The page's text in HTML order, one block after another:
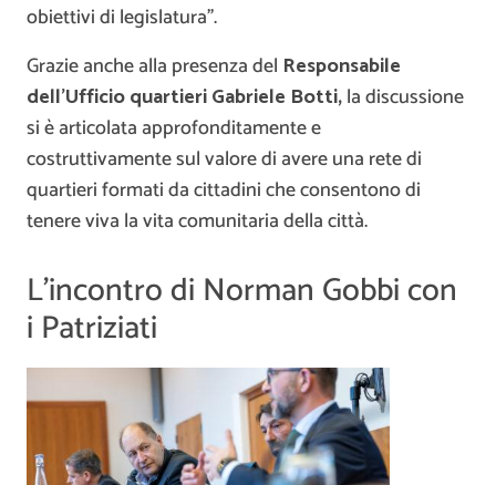
obiettivi di legislatura”.
Grazie anche alla presenza del Responsabile
dell’Ufficio quartieriGabriele Botti,la discussione
si è articolata approfonditamente e
costruttivamente sul valore di avere una rete di
quartieri formati da cittadini che consentono di
tenere viva la vita comunitaria della città.
L’incontro di Norman Gobbi con
i Patriziati